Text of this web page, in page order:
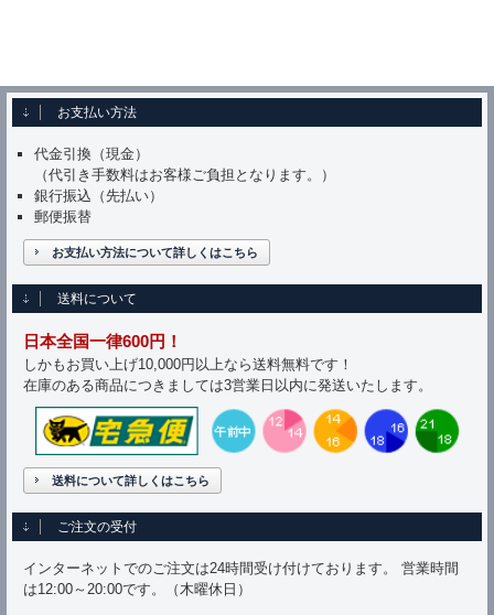
お支払い方法
代金引換（現金）
（代引き手数料はお客様ご負担となります。）
銀行振込（先払い）
郵便振替
お支払い方法について詳しくはこちら
送料について
日本全国一律600円！
しかもお買い上げ10,000円以上なら送料無料です！
在庫のある商品につきましては3営業日以内に発送いたします。
送料について詳しくはこちら
ご注文の受付
インターネットでのご注文は24時間受け付けております。 営業時間
は12:00～20:00です。（木曜休日）